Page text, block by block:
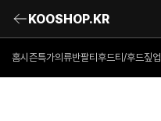
KOOSHOP.KR
홈시즌특가의류반팔티 후드티/후드짚업